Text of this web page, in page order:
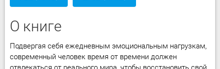
О книге
Подвергая себя ежедневным эмоциональным нагрузкам,
современный человек время от времени должен